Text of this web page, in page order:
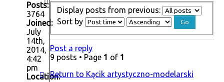
Posts:
3764
Joined:
July
14th,
2014,
4:42
pm
Location:
Display posts from previous:
Sort by
Post a reply
9 posts • Page 1 of 1
Return to Kącik artystyczno-modelarski